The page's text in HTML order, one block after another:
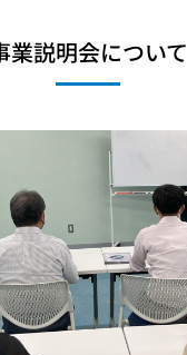
業説明会について